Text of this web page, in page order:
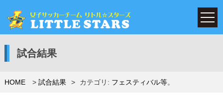
試合結果
HOME 試合結果 カテゴリ: フェスティバル等。